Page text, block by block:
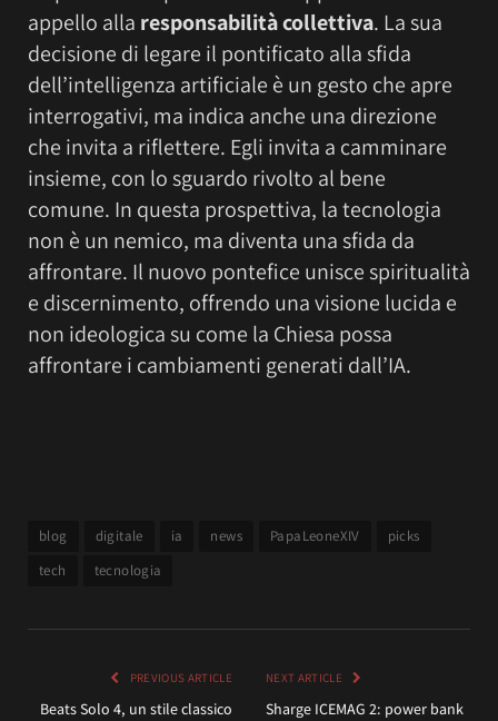
appello alla responsabilità collettiva. La sua
decisione di legare il pontificato alla sfida
dell’intelligenza artificiale è un gesto che apre
interrogativi, ma indica anche una direzione
che invita a riflettere. Egli invita a camminare
insieme, con lo sguardo rivolto al bene
comune. In questa prospettiva, la tecnologia
non è un nemico, ma diventa una sfida da
affrontare. Il nuovo pontefice unisce spiritualità
e discernimento, offrendo una visione lucida e
non ideologica su come la Chiesa possa
affrontare i cambiamenti generati dall’IA.
blog digitale ia news PapaLeoneXIV
picks
tech
tecnologia
PREVIOUS ARTICLE
Beats Solo 4, un stile classico
NEXT ARTICLE
Sharge ICEMAG 2: power bank